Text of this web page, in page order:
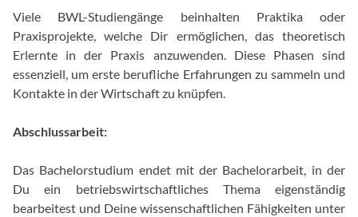
Viele BWL-Studiengänge beinhalten Praktika oder
Praxisprojekte, welche Dir ermöglichen, das theoretisch
Erlernte in der Praxis anzuwenden. Diese Phasen sind
essenziell, um erste berufliche Erfahrungen zu sammeln und
Kontakte in der Wirtschaft zu knüpfen.
Abschlussarbeit:
Das Bachelorstudium endet mit der Bachelorarbeit, in der
Du ein betriebswirtschaftliches Thema eigenständig
bearbeitest und Deine wissenschaftlichen Fähigkeiten unter